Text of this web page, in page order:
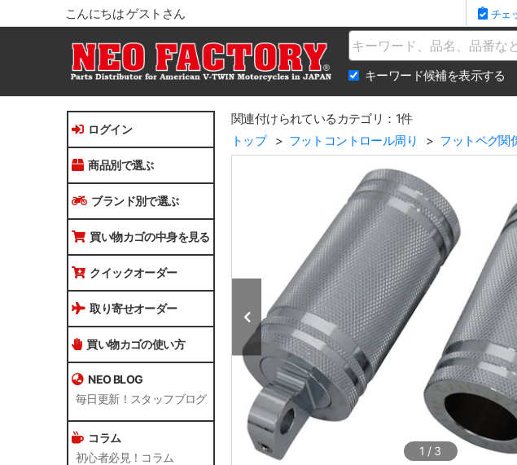
こんにちは ゲストさん チェ
Name
キーワード候補を表示する
ログイン
商品別で選ぶ
ブランド別で選ぶ
買い物カゴの中身を見る
クイックオーダー
取り寄せオーダー
買い物カゴの使い方
NEO BLOG
毎日更新！スタッフブログ
コラム
初心者必見！コラム
関連付けられているカテゴリ：1件
トップ
フットコントロール周り フットペグ関
1 / 3